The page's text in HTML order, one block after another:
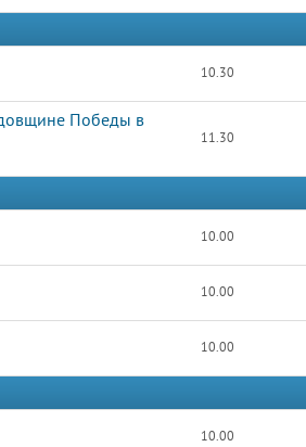
10.30
Победы в
11.30
10.00
10.00
10.00
10.00